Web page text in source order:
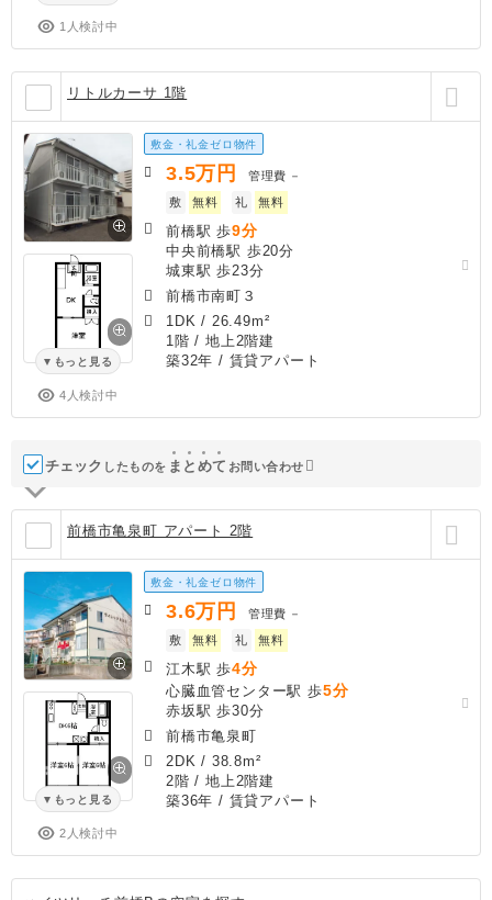
1人検討中
リトルカーサ 1階
もっと見る
4人検討中
敷金・礼金ゼロ物件
3.5万円 管理費 －
敷
無料 礼 無料
前橋駅 歩9分
中央前橋駅 歩20分
城東駅 歩23分
前橋市南町３
1DK / 26.49m²
1階 / 地上2階建
築32年 / 賃貸アパート
チェック したものを ま と めて お問い合わせ
前橋市亀泉町 アパート 2階
もっと見る
2人検討中
敷金・礼金ゼロ物件
3.6万円 管理費 －
敷
無料 礼 無料
江木駅 歩4分
心臓血管センター駅 歩5分
赤坂駅 歩30分
前橋市亀泉町
2DK / 38.8m²
2階 / 地上2階建
築36年 / 賃貸アパート